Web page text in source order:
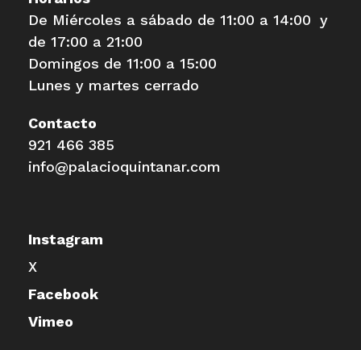
De Miércoles a sábado de 11:00 a 14:00 y
de 17:00 a 21:00
Domingos de 11:00 a 15:00
Lunes y martes cerrado
Contacto
921 466 385
info@palacioquintanar.com
Instagram
X
Facebook
Vimeo